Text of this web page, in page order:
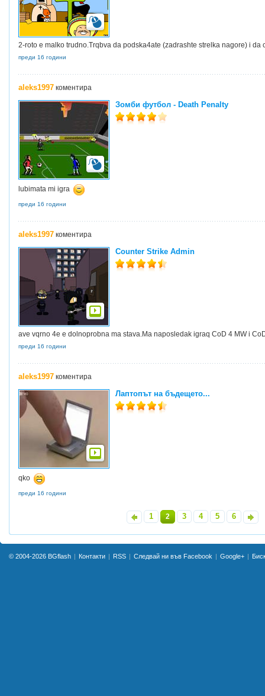
2-roto e malko trudno.Trqbva da podska4ate (zadrashte strelka nagore) i da
преди 16 години
aleks1997 коментира
Зомби футбол - Death Penalty
lubimata mi igra
преди 16 години
aleks1997 коментира
Counter Strike Admin
ave vqrno 4e e dolnoprobna ma stava.Ma naposledak igraq CoD 4 MW i
преди 16 години
aleks1997 коментира
Лаптопът на бъдещето...
qko
преди 16 години
1 2 3 4 5 6»
© 2004-2026 BGflash Контакти RSS Следвай ни във Facebook Google+